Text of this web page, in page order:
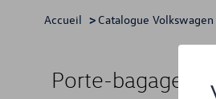
Accueil > Catalogue Volkswagen
Porte-bagages,